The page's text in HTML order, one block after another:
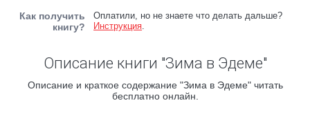
Как получить
книгу?
Оплатили, но не знаете что делать дальше?
Инструкция.
Описание книги "Зима в Эдеме"
Описание и краткое содержание "Зима в Эдеме" читать
бесплатно онлайн.